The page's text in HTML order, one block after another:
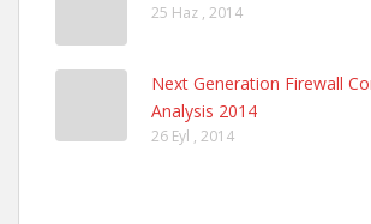
25 Haz , 2014
Next Generation Firewall
Analysis 2014
26 Eyl , 2014